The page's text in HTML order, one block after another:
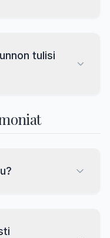
tulisi